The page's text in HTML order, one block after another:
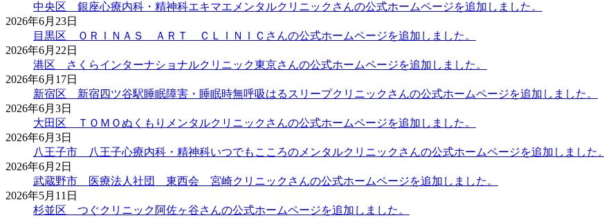
中央区 銀座心療内科・精神科エキマエメンタルクリニックさんの公式ホームページを追加しました。
2026年6月23日
目黒区 ＯＲＩＮＡＳ ＡＲＴ ＣＬＩＮＩＣさんの公式ホームページを追加しました。
2026年6月22日
港区 さくらインターナショナルクリニック東京さんの公式ホームページを追加しました。
2026年6月17日
新宿区 新宿四ツ谷駅睡眠障害・睡眠時無呼吸はるスリープクリニックさんの公式ホームページを追加しました。
2026年6月3日
大田区 ＴＯＭＯぬくもりメンタルクリニックさんの公式ホームページを追加しました。
2026年6月3日
八王子市 八王子心療内科・精神科いつでもこころのメンタルクリニックさんの公式ホームページを追加しました。
2026年6月2日
武蔵野市 医療法人社団 東西会 宮崎クリニックさんの公式ホームページを追加しました。
2026年5月11日
杉並区 つぐクリニック阿佐ヶ谷さんの公式ホームページを追加しました。